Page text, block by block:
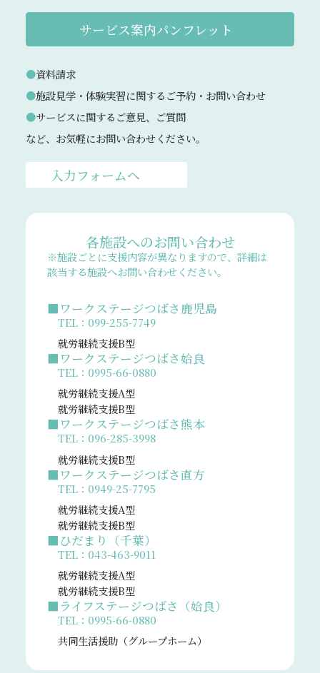
サービス案内パンフレット
資料請求
施設見学・体験実習に関するご予約・お問い合わせ
サービスに関するご意見、ご質問
など、お気軽にお問い合わせください。
入力フォームへ
各施設へのお問い合わせ
※施設ごとに支援内容が異なりますので、詳細は
該当する施設へお問い合わせください。
■ワークステージつばさ鹿児島
TEL：099-255-7749
就労継続支援B型
■ワークステージつばさ姶良
TEL：0995-66-0880
就労継続支援A型
就労継続支援B型
■ワークステージつばさ熊本
TEL：096-285-3998
就労継続支援B型
■ワークステージつばさ直方
TEL：0949-25-7795
就労継続支援A型
就労継続支援B型
■ひだまり（千葉）
TEL：043-463-9011
就労継続支援A型
就労継続支援B型
■ライフステージつばさ（姶良）
TEL：0995-66-0880
共同生活援助（グループホーム）